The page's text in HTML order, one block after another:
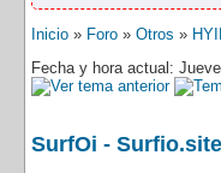
Inicio » Foro » Otros »
Fecha y hora actual:
SurfOi -